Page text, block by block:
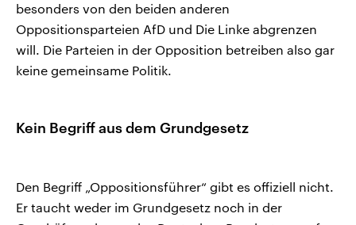
besonders von den beiden anderen
Oppositionsparteien AfD und Die Linke abgrenzen
will. Die Parteien in der Opposition betreiben also gar
keine gemeinsame Politik.
Kein Begriff aus dem Grundgesetz
Den Begriff „Oppositionsführer“ gibt es offiziell nicht.
Er taucht weder im Grundgesetz noch in der